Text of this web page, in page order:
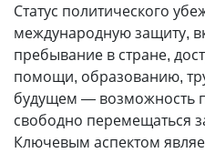
Статус политического
международную защиту,
пребывание в стране,
помощи, образованию,
будущем — возможность
свободно перемещаться
Ключевым аспектом